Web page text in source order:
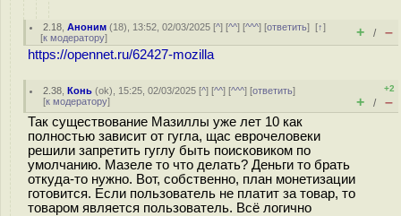
2.18 ,Аноним (18), 13:52, 02/03/2025 [^] [^^] [^^^] [ответить][↑]
[к модератору] + / –
https://opennet.ru/62427-mozilla
2.38 ,Конь (ok), 15:25, 02/03/2025 [^] [^^] [^^^] [ответить]
[к модератору]
+2
+ / –
Так существование Мазиллы уже лет 10 как
полностью зависит от гугла, щас еврочеловеки
решили запретить гуглу быть поисковиком по
умолчанию. Мазеле то что делать? Деньги то брать
откуда-то нужно. Вот, собственно, план монетизации
готовится. Если пользователь не платит за товар, то
товаром является пользователь. Всё логично